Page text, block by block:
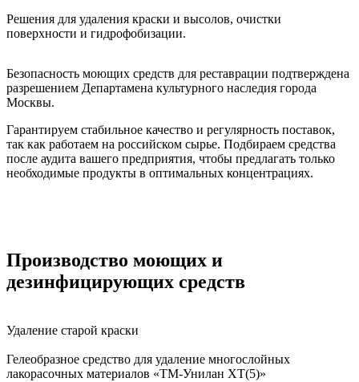
Решения для удаления краски и высолов, очистки
поверхности и гидрофобизации.
Безопасность моющих средств для реставрации подтверждена
разрешением Департамена культурного наследия города
Москвы.
Гарантируем стабильное качество и регулярность поставок,
так как работаем на российском сырье. Подбираем средства
после аудита вашего предприятия, чтобы предлагать только
необходимые продукты в оптимальных концентрациях.
Производство моющих и
дезинфицирующих средств
Удаление старой краски
Гелеобразное средство для удаление многослойных
лакорасочных материалов «ТМ-Унилан ХТ(5)»